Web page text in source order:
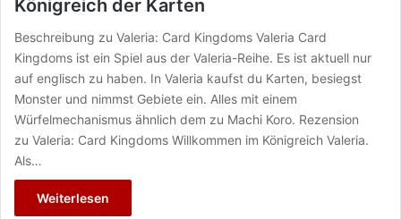
Königreich der Karten
Beschreibung zu Valeria: Card Kingdoms Valeria Card
Kingdoms ist ein Spiel aus der Valeria-Reihe. Es ist aktuell nur
auf englisch zu haben. In Valeria kaufst du Karten, besiegst
Monster und nimmst Gebiete ein. Alles mit einem
Würfelmechanismus ähnlich dem zu Machi Koro. Rezension
zu Valeria: Card Kingdoms Willkommen im Königreich Valeria.
Als…
Weiterlesen